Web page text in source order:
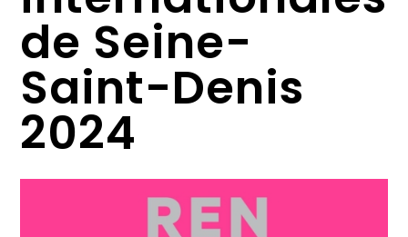
de Seine-
Saint-Denis
2024